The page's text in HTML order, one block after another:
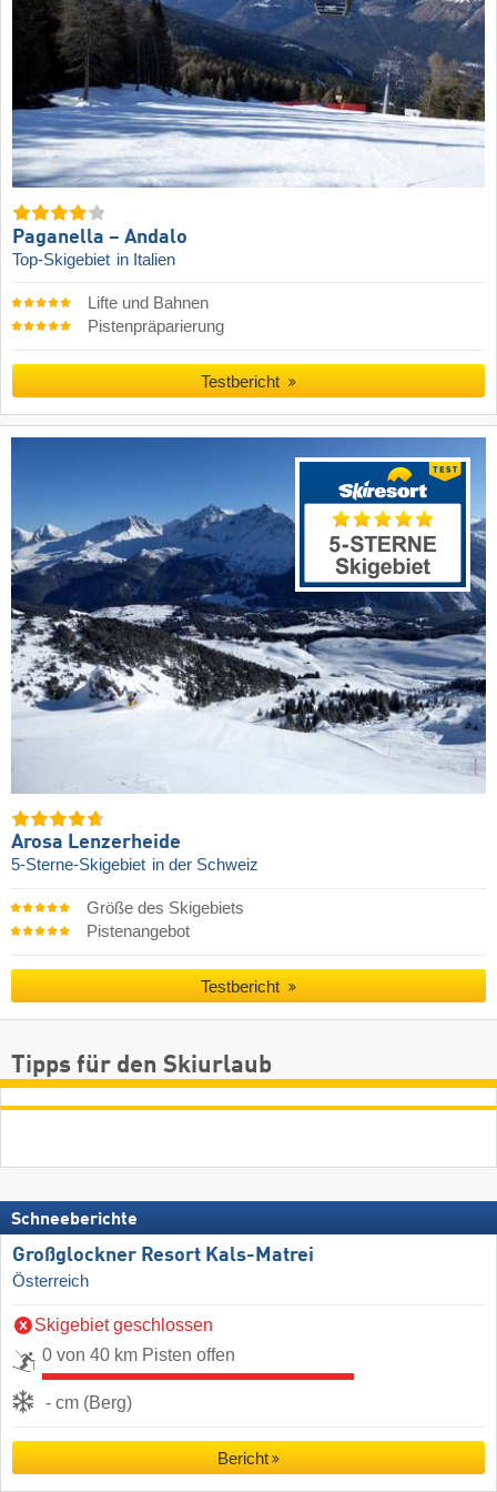
Paganella – Andalo
Top-Skigebiet in Italien
Lifte und Bahnen
Pistenpräparierung
Testbericht
Arosa Lenzerheide
5-Sterne-Skigebiet in der Schweiz
Größe des Skigebiets
Pistenangebot
Testbericht
Tipps für den Skiurlaub
Schneeberichte
Großglockner Resort Kals-Matrei
Österreich
Skigebiet geschlossen
0 von 40 km Pisten offen
- cm (Berg)
Bericht